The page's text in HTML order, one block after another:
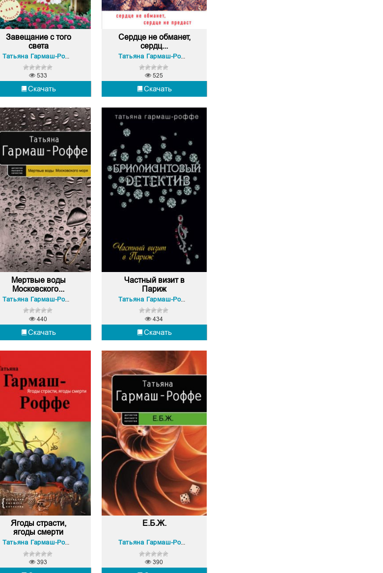
Завещание с того
света
Татьяна Гармаш-Роффе
Скачать
533
Сердце не обманет,
сердц...
Татьяна Гармаш-Роффе
Скачать
525
Мертвые воды
Московского...
Татьяна Гармаш-Роффе
Скачать
440
Частный визит в
Париж
Татьяна Гармаш-Роффе
Скачать
434
Ягоды страсти,
ягоды смерти
Татьяна Гармаш-Роффе
393
Е.Б.Ж.
Татьяна Гармаш-Роффе
390